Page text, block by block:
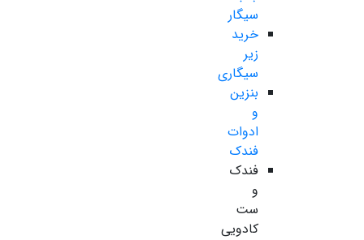
سیگار
خرید
زیر
سیگاری
بنزین
و
ادوات
فندک
فندک
و
ست
کادویی